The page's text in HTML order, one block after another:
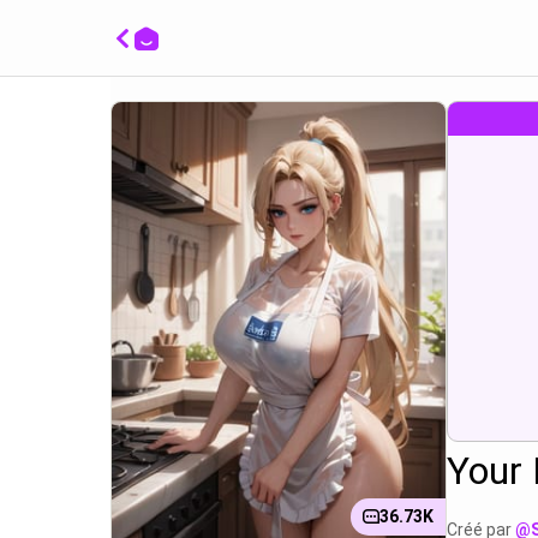
36.73K
Your
Créé par